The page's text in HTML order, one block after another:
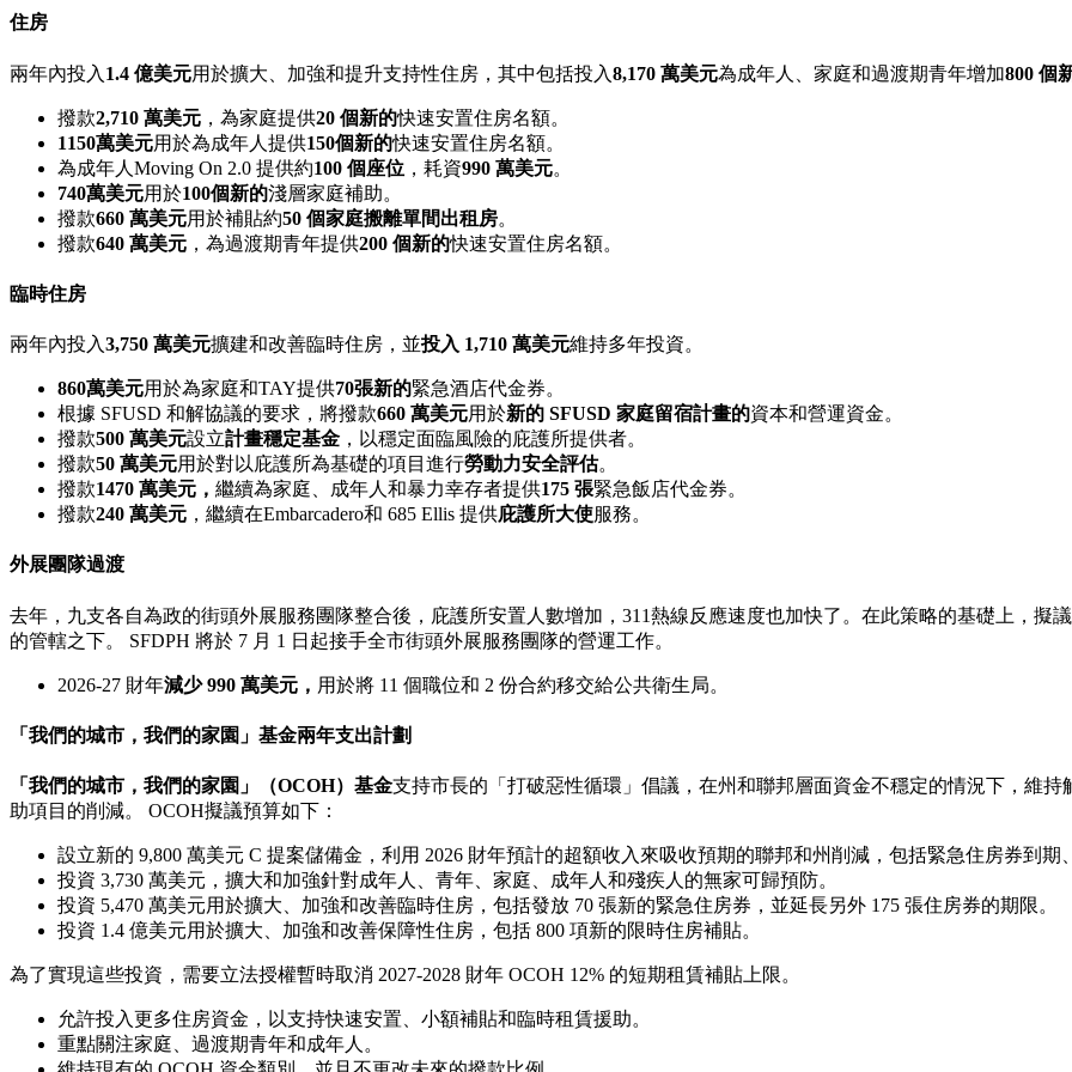
住房
兩年內投入 1.4 億美元用於擴大、加強和提升支持性住房，其中包括投入8,170 萬美元為成年人、家庭和過渡期青年增加800 個
撥款2,710 萬美元 ，為家庭提供20 個新的快速安置住房名額。
1150萬美元用於為成年人提供150個新的快速安置住房名額。
為成年人Moving On 2.0 提供約100 個座位 ，耗資990 萬美元。
740萬美元用於100個新的淺層家庭補助。
撥款660 萬美元用於補貼約50 個家庭搬離單間出租房。
撥款640 萬美元 ，為過渡期青年提供200 個新的快速安置住房名額。
臨時住房
兩年內投入3,750 萬美元擴建和改善臨時住房，並投入 1,710 萬美元維持多年投資。
860萬美元用於為家庭和TAY提供70張新的緊急酒店代金券。
根據 SFUSD 和解協議的要求，將撥款660 萬美元用於新的 SFUSD 家庭留宿計畫的資本和營運資金。
撥款500 萬美元設立計畫穩定基金 ，以穩定面臨風險的庇護所提供者。
撥款50 萬美元用於對以庇護所為基礎的項目進行勞動力安全評估。
撥款1470 萬美元， 繼續為家庭、成年人和暴力幸存者提供175 張緊急飯店代金券。
撥款240 萬美元 ，繼續在Embarcadero和 685 Ellis 提供庇護所大使服務。
外展團隊過渡
去年，九支各自為政的街頭外展服務團隊整合後，庇護所安置人數增加，311熱線反應速度也加快了。在此策略的基礎上，擬
的管轄之下。 SFDPH 將於 7 月 1 日起接手全市街頭外展服務團隊的營運工作。
2026-27 財年減少 990 萬美元， 用於將 11 個職位和 2 份合約移交給公共衛生局。
「我們的城市，我們的家園」基金兩年支出計劃
「我們的城市，我們的家園」（OCOH）基金支持市長的「打破惡性循環」倡議，在州和聯邦層面資金不穩定的情況下，維
助項目的削減。 OCOH擬議預算如下：
設立新的 9,800 萬美元 C 提案儲備金，利用 2026 財年預計的超額收入來吸收預期的聯邦和州削減，包括緊急住房券到期
投資 3,730 萬美元，擴大和加強針對成年人、青年、家庭、成年人和殘疾人的無家可歸預防。
投資 5,470 萬美元用於擴大、加強和改善臨時住房，包括發放 70 張新的緊急住房券，並延長另外 175 張住房券的期限。
投資 1.4 億美元用於擴大、加強和改善保障性住房，包括 800 項新的限時住房補貼。
為了實現這些投資，需要立法授權暫時取消 2027-2028 財年 OCOH 12% 的短期租賃補貼上限。
允許投入更多住房資金，以支持快速安置、小額補貼和臨時租賃援助。
重點關注家庭、過渡期青年和成年人。